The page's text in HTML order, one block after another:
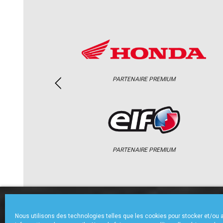
Nous utilisons des technologies telles que les cookies pour stocker et/ou
PARTENAIRE PREMIUM
PARTENAIRE PREMIUM
ACCUEIL CHAMPIONNAT